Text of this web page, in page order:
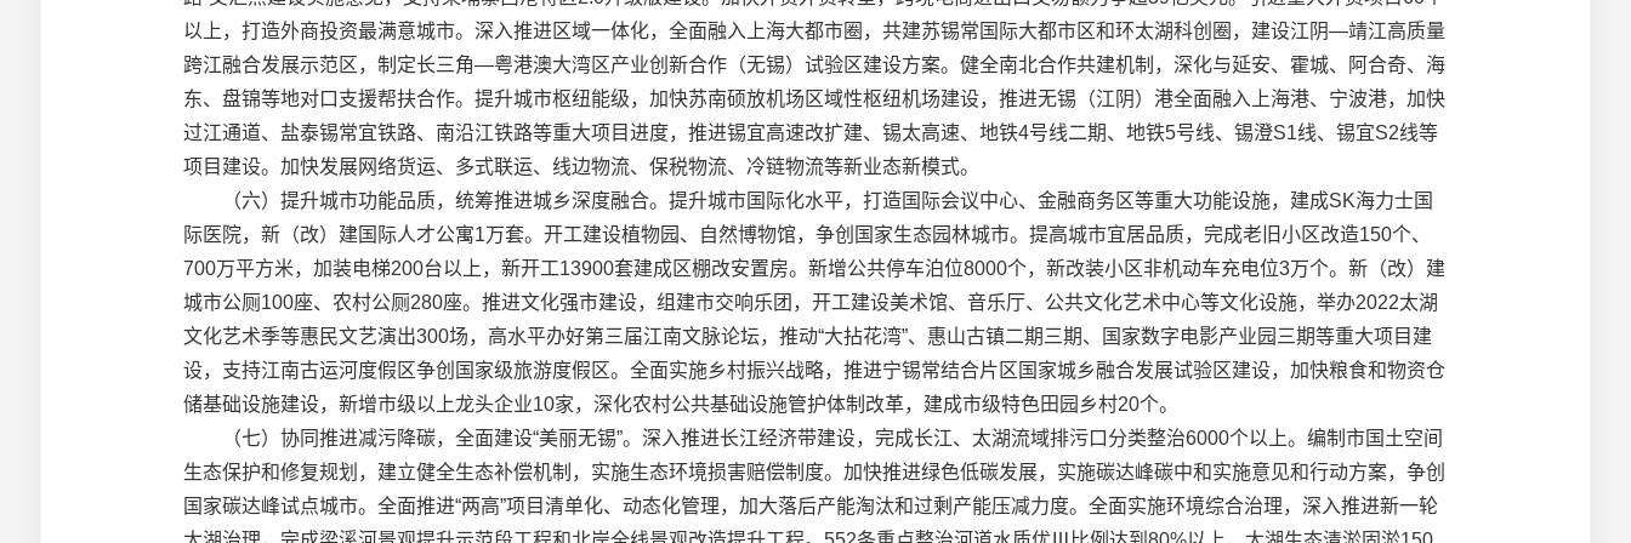
以上，打造外商投资最满意城市。深入推进区域一体化，全面融入上海大都市圈，共建苏锡常国际大都市区和环太湖科创圈，建设江阴—靖江高质量
跨江融合发展示范区，制定长三角—粤港澳大湾区产业创新合作（无锡）试验区建设方案。健全南北合作共建机制，深化与延安、霍城、阿合奇、海
东、盘锦等地对口支援帮扶合作。提升城市枢纽能级，加快苏南硕放机场区域性枢纽机场建设，推进无锡（江阴）港全面融入上海港、宁波港，加快
过江通道、盐泰锡常宜铁路、南沿江铁路等重大项目进度，推进锡宜高速改扩建、锡太高速、地铁4号线二期、地铁5号线、锡澄S1线、锡宜S2线等
项目建设。加快发展网络货运、多式联运、线边物流、保税物流、冷链物流等新业态新模式。
（六）提升城市功能品质，统筹推进城乡深度融合。提升城市国际化水平，打造国际会议中心、金融商务区等重大功能设施，建成SK海力士国
际医院，新（改）建国际人才公寓1万套。开工建设植物园、自然博物馆，争创国家生态园林城市。提高城市宜居品质，完成老旧小区改造150个、
700万平方米，加装电梯200台以上，新开工13900套建成区棚改安置房。新增公共停车泊位8000个，新改装小区非机动车充电位3万个。新（改）建
城市公厕100座、农村公厕280座。推进文化强市建设，组建市交响乐团，开工建设美术馆、音乐厅、公共文化艺术中心等文化设施，举办2022太湖
文化艺术季等惠民文艺演出300场，高水平办好第三届江南文脉论坛，推动“大拈花湾”、惠山古镇二期三期、国家数字电影产业园三期等重大项目建
设，支持江南古运河度假区争创国家级旅游度假区。全面实施乡村振兴战略，推进宁锡常结合片区国家城乡融合发展试验区建设，加快粮食和物资仓
储基础设施建设，新增市级以上龙头企业10家，深化农村公共基础设施管护体制改革，建成市级特色田园乡村20个。
（七）协同推进减污降碳，全面建设“美丽无锡”。深入推进长江经济带建设，完成长江、太湖流域排污口分类整治6000个以上。编制市国土空间
生态保护和修复规划，建立健全生态补偿机制，实施生态环境损害赔偿制度。加快推进绿色低碳发展，实施碳达峰碳中和实施意见和行动方案，争创
国家碳达峰试点城市。全面推进“两高”项目清单化、动态化管理，加大落后产能淘汰和过剩产能压减力度。全面实施环境综合治理，深入推进新一轮